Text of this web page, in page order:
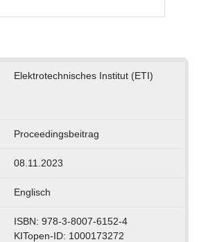
Elektrotechnisches Institut (ETI)
Proceedingsbeitrag
08.11.2023
Englisch
ISBN: 978-3-8007-6152-4
KITopen-ID: 1000173272